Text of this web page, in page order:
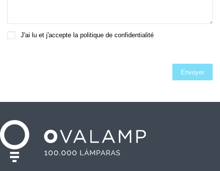
J'ai lu et j'accepte la politique de confidentialité